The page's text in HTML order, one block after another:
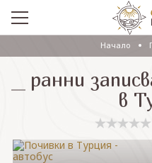
ПРОМО
EКСКУРЗИИ СЪС САМОЛЕТ
ЕКСКУРЗИИ С АВТОБУС
САМОЛЕТНИ ПОЧИВКИ
Начало
ранни
в